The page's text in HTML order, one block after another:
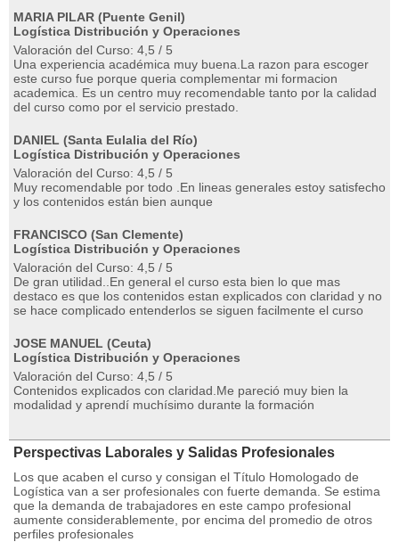
MARIA PILAR (Puente Genil)
Logística Distribución y Operaciones
Valoración del Curso: 4,5 / 5
Una experiencia académica muy buena.La razon para escoger
este curso fue porque queria complementar mi formacion
academica. Es un centro muy recomendable tanto por la calidad
del curso como por el servicio prestado.
DANIEL (Santa Eulalia del Río)
Logística Distribución y Operaciones
Valoración del Curso: 4,5 / 5
Muy recomendable por todo .En lineas generales estoy satisfecho
y los contenidos están bien aunque
FRANCISCO (San Clemente)
Logística Distribución y Operaciones
Valoración del Curso: 4,5 / 5
De gran utilidad..En general el curso esta bien lo que mas
destaco es que los contenidos estan explicados con claridad y no
se hace complicado entenderlos se siguen facilmente el curso
JOSE MANUEL (Ceuta)
Logística Distribución y Operaciones
Valoración del Curso: 4,5 / 5
Contenidos explicados con claridad.Me pareció muy bien la
modalidad y aprendí muchísimo durante la formación
Perspectivas Laborales y Salidas Profesionales
Los que acaben el curso y consigan el Título Homologado de
Logística van a ser profesionales con fuerte demanda. Se estima
que la demanda de trabajadores en este campo profesional
aumente considerablemente, por encima del promedio de otros
perfiles profesionales